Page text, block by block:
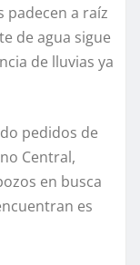
padecen a raíz
de agua sigue
de lluvias ya
pedidos de
Central,
en busca
es